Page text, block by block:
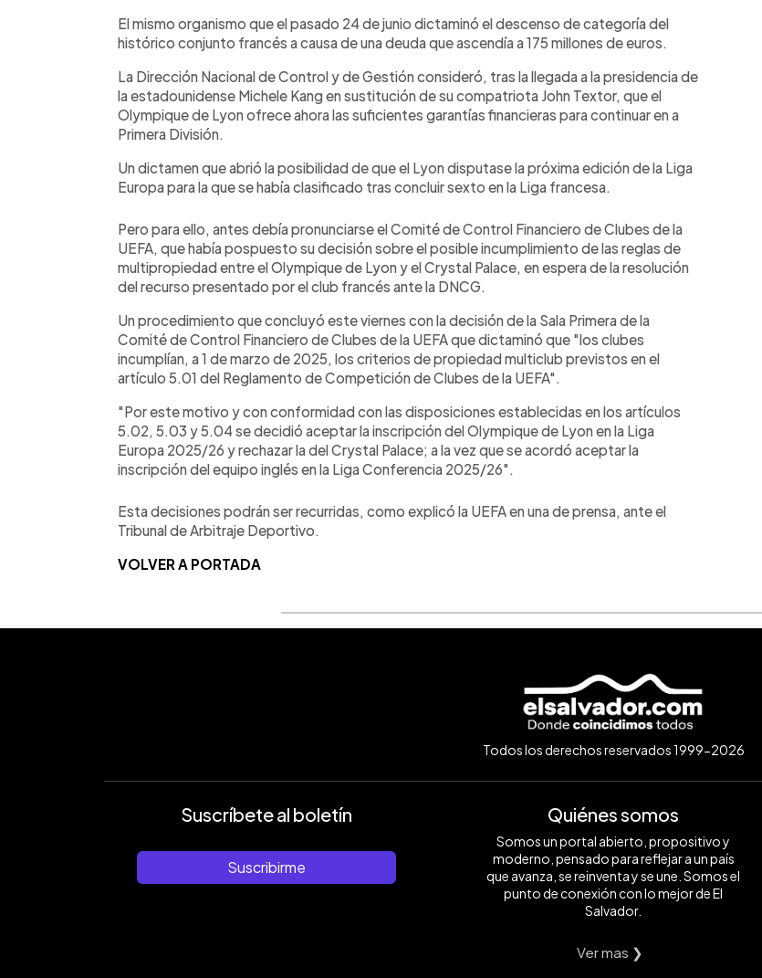
El mismo organismo que el pasado 24 de junio dictaminó el descenso de categoría del
histórico conjunto francés a causa de una deuda que ascendía a 175 millones de euros.
La Dirección Nacional de Control y de Gestión consideró, tras la llegada a la presidencia de
la estadounidense Michele Kang en sustitución de su compatriota John Textor, que el
Olympique de Lyon ofrece ahora las suficientes garantías financieras para continuar en a
Primera División.
Un dictamen que abrió la posibilidad de que el Lyon disputase la próxima edición de la Liga
Europa para la que se había clasificado tras concluir sexto en la Liga francesa.
Pero para ello, antes debía pronunciarse el Comité de Control Financiero de Clubes de la
UEFA, que había pospuesto su decisión sobre el posible incumplimiento de las reglas de
multipropiedad entre el Olympique de Lyon y el Crystal Palace, en espera de la resolución
del recurso presentado por el club francés ante la DNCG.
Un procedimiento que concluyó este viernes con la decisión de la Sala Primera de la
Comité de Control Financiero de Clubes de la UEFA que dictaminó que "los clubes
incumplían, a 1 de marzo de 2025, los criterios de propiedad multiclub previstos en el
artículo 5.01 del Reglamento de Competición de Clubes de la UEFA".
"Por este motivo y con conformidad con las disposiciones establecidas en los artículos
5.02, 5.03 y 5.04 se decidió aceptar la inscripción del Olympique de Lyon en la Liga
Europa 2025/26 y rechazar la del Crystal Palace; a la vez que se acordó aceptar la
inscripción del equipo inglés en la Liga Conferencia 2025/26".
Esta decisiones podrán ser recurridas, como explicó la UEFA en una de prensa, ante el
Tribunal de Arbitraje Deportivo.
VOLVER A PORTADA
Todos los derechos reservados 1999-2026
Suscríbete al boletín
Suscribirme
Quiénes somos
Somos un portal abierto, propositivo y
moderno, pensado para reflejar a un país
que avanza, se reinventa y se une. Somos el
punto de conexión con lo mejor de El
Salvador.
Ver mas ❯